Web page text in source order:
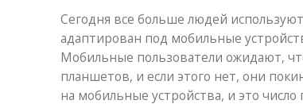
Сегодня все больше людей
адаптирован под мобильные
Мобильные пользователи ожидают,
планшетов, и если этого нет, они
на мобильные устройства, и это число